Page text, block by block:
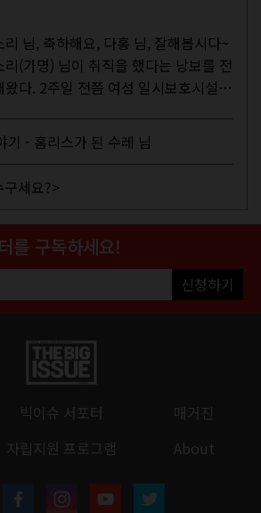
리 님, 축하해요, 다홍 님, 잘해봅시다~
리(가명) 님이 취직을 했다는 낭보를 전
왔다. 2주일 전쯤 여성 일시보호시설에
고, 저 오늘이 마지막이에요, 이렇게 인사
를 하고 가셨던...
기 - 홈리스가 된 수레 님
세요?>
를 구독하세요!
신청하기
빅이슈 서포터
매거진
자립지원 프로그램 About